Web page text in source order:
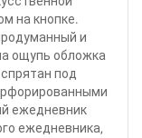
на кнопке.
и
ощупь обложка
под
ежедневник
ежедневника,